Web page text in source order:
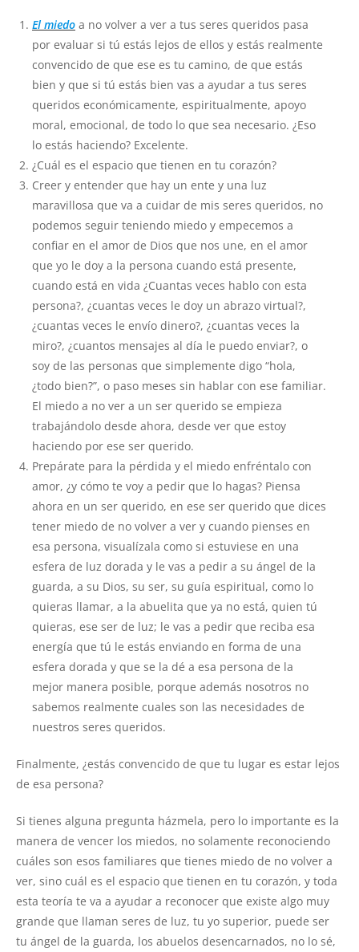
El miedo a no volver a ver a tus seres queridos pasa
por evaluar si tú estás lejos de ellos y estás realmente
convencido de que ese es tu camino, de que estás
bien y que si tú estás bien vas a ayudar a tus seres
queridos económicamente, espiritualmente, apoyo
moral, emocional, de todo lo que sea necesario. ¿Eso
lo estás haciendo? Excelente.
¿Cuál es el espacio que tienen en tu corazón?
Creer y entender que hay un ente y una luz
maravillosa que va a cuidar de mis seres queridos, no
podemos seguir teniendo miedo y empecemos a
confiar en el amor de Dios que nos une, en el amor
que yo le doy a la persona cuando está presente,
cuando está en vida ¿Cuantas veces hablo con esta
persona?, ¿cuantas veces le doy un abrazo virtual?,
¿cuantas veces le envío dinero?, ¿cuantas veces la
miro?, ¿cuantos mensajes al día le puedo enviar?, o
soy de las personas que simplemente digo “hola,
¿todo bien?”, o paso meses sin hablar con ese familiar.
El miedo a no ver a un ser querido se empieza
trabajándolo desde ahora, desde ver que estoy
haciendo por ese ser querido.
Prepárate para la pérdida y el miedo enfréntalo con
amor, ¿y cómo te voy a pedir que lo hagas? Piensa
ahora en un ser querido, en ese ser querido que dices
tener miedo de no volver a ver y cuando pienses en
esa persona, visualízala como si estuviese en una
esfera de luz dorada y le vas a pedir a su ángel de la
guarda, a su Dios, su ser, su guía espiritual, como lo
quieras llamar, a la abuelita que ya no está, quien tú
quieras, ese ser de luz; le vas a pedir que reciba esa
energía que tú le estás enviando en forma de una
esfera dorada y que se la dé a esa persona de la
mejor manera posible, porque además nosotros no
sabemos realmente cuales son las necesidades de
nuestros seres queridos.
Finalmente, ¿estás convencido de que tu lugar es estar lejos
de esa persona?
Si tienes alguna pregunta házmela, pero lo importante es la
manera de vencer los miedos, no solamente reconociendo
cuáles son esos familiares que tienes miedo de no volver a
ver, sino cuál es el espacio que tienen en tu corazón, y toda
esta teoría te va a ayudar a reconocer que existe algo muy
grande que llaman seres de luz, tu yo superior, puede ser
tu ángel de la guarda, los abuelos desencarnados, no lo sé,